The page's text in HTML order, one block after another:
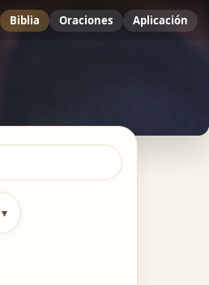
Biblia Oraciones Aplicación
▾